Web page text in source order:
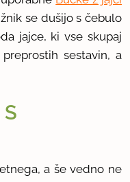
se dušijo s čebulo
jajce, ki vse skupaj
sestavin, a
a še vedno ne